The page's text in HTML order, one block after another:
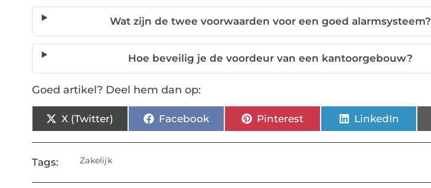
Wat zijn de twee voorwaarden voor een goed alarmsysteem?
Hoe beveilig je de voordeur van een kantoorgebouw?
Goed artikel? Deel hem dan op:
X (Twitter) Facebook Pinterest LinkedIn
Tags: Zakelijk